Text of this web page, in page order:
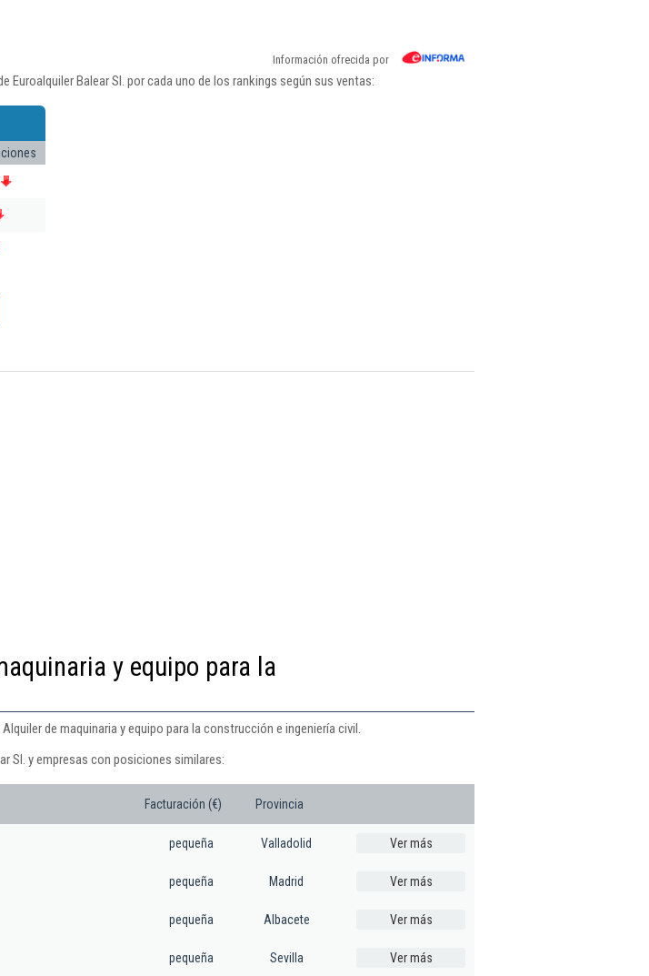
Información ofrecida por
Balear Sl. por cada uno de los rankings según sus ventas:
y equipo para la
de maquinaria y equipo para la construcción e ingeniería civil.
Sl. y empresas con posiciones similares:
Facturación (€) Provincia
pequeña Valladolid Ver más
pequeña Madrid Ver más
pequeña Albacete Ver más
pequeña Sevilla Ver más